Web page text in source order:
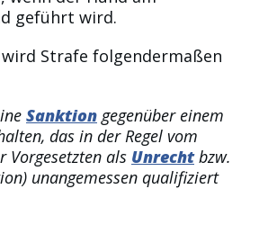
geführt wird.
wird Strafe folgendermaßen
Sanktion gegenüber einem
das in der Regel vom
Vorgesetzten als Unrechtbzw.
unangemessen qualifiziert